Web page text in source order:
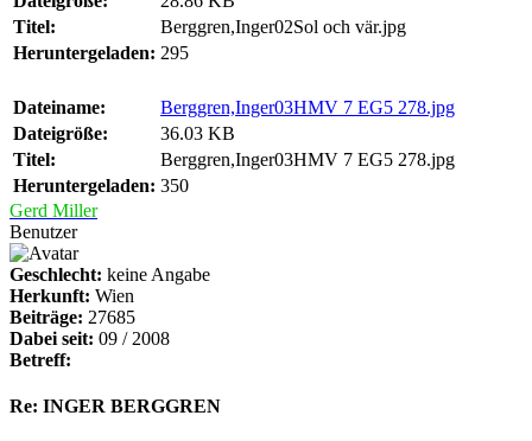
Titel:
Berggren,Inger02Sol och vär.jpg
Heruntergeladen: 295
Dateiname:
Berggren,Inger03HMV 7 EG5 278.jpg
Dateigröße:
36.03 KB
Titel:
Berggren,Inger03HMV 7 EG5 278.jpg
Heruntergeladen: 350
Gerd Miller
Benutzer
Geschlecht: keine Angabe
Herkunft: Wien
Beiträge: 27685
Dabei seit: 09 / 2008
Betreff:
Re: INGER BERGGREN